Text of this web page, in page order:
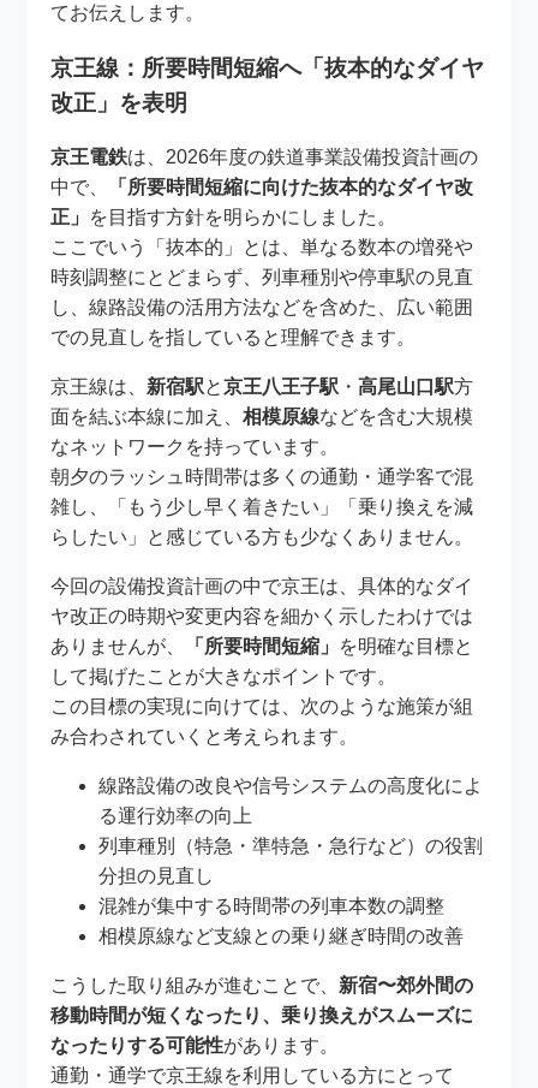
てお伝えします。
京王線：所要時間短縮へ「抜本的なダイヤ
改正」を表明
京王電鉄は、2026年度の鉄道事業設備投資計画の
中で、
「所要時間短縮に向けた抜本的なダイヤ改
正」 を目指す方針を明らかにしました。
ここでいう「抜本的」とは、単なる数本の増発や
時刻調整にとどまらず、列車種別や停車駅の見直
し、線路設備の活用方法などを含めた、広い範囲
での見直しを指していると理解できます。
京王線は、新宿駅と京王八王子駅 ・高尾山口駅方
面を結ぶ本線に加え、相模原線などを含む大規模
なネットワークを持っています。
朝夕のラッシュ時間帯は多くの通勤・通学客で混
雑し、「もう少し早く着きたい」「乗り換えを減
らしたい」と感じている方も少なくありません。
今回の設備投資計画の中で京王は、具体的なダイ
ヤ改正の時期や変更内容を細かく示したわけでは
ありませんが、
「所要時間短縮」 を明確な目標と
して掲げたことが大きなポイントです。
この目標の実現に向けては、次のような施策が組
み合わされていくと考えられます。
線路設備の改良や信号システムの高度化によ
る運行効率の向上
列車種別（特急・準特急・急行など）の役割
分担の見直し
混雑が集中する時間帯の列車本数の調整
相模原線など支線との乗り継ぎ時間の改善
こうした取り組みが進むことで、新宿〜郊外間の
移動時間が短くなったり、乗り換えがスムーズに
なったりする可能性があります。
通勤・通学で京王線を利用している方にとって